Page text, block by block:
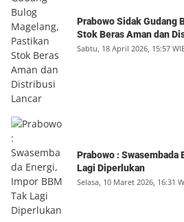
Prabowo Sidak Gudang
Stok Beras Aman dan
Sabtu, 18 April 2026, 15:57
Prabowo : Swasembada
Lagi Diperlukan
Selasa, 10 Maret 2026, 16:31